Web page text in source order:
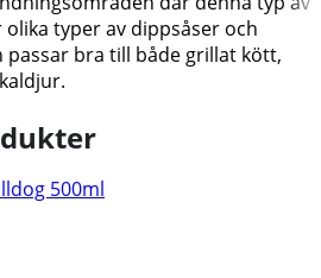
typer av dippsåser och
passar bra till både grillat kött,